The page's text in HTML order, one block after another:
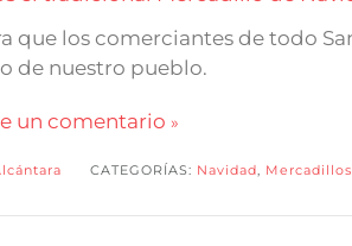
que los comerciantes de todo
de nuestro pueblo.
un comentario
CATEGORÍAS: Navidad Mercadillos